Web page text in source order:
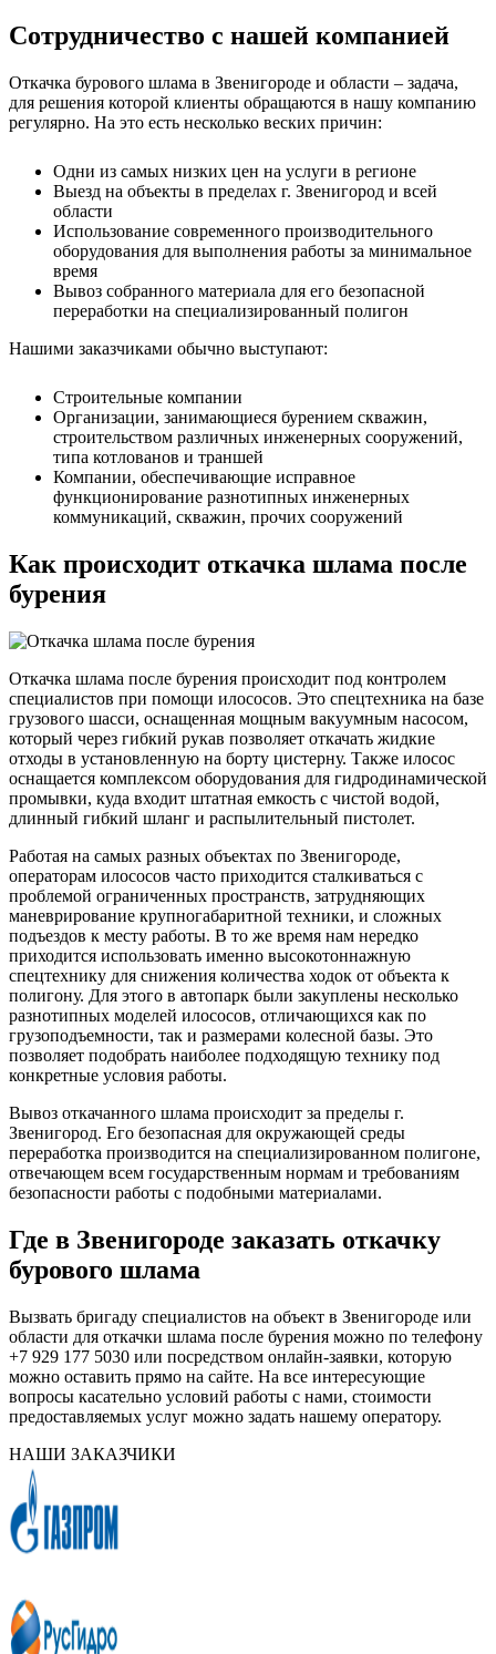
Сотрудничество с нашей компанией
Откачка бурового шлама в Звенигороде и области – задача,
для решения которой клиенты обращаются в нашу компанию
регулярно. На это есть несколько веских причин:
Одни из самых низких цен на услуги в регионе
Выезд на объекты в пределах г. Звенигород и всей
области
Использование современного производительного
оборудования для выполнения работы за минимальное
время
Вывоз собранного материала для его безопасной
переработки на специализированный полигон
Нашими заказчиками обычно выступают:
Строительные компании
Организации, занимающиеся бурением скважин,
строительством различных инженерных сооружений,
типа котлованов и траншей
Компании, обеспечивающие исправное
функционирование разнотипных инженерных
коммуникаций, скважин, прочих сооружений
Как происходит откачка шлама после
бурения
Откачка шлама после бурения происходит под контролем
специалистов при помощи илососов. Это спецтехника на базе
грузового шасси, оснащенная мощным вакуумным насосом,
который через гибкий рукав позволяет откачать жидкие
отходы в установленную на борту цистерну. Также илосос
оснащается комплексом оборудования для гидродинамической
промывки, куда входит штатная емкость с чистой водой,
длинный гибкий шланг и распылительный пистолет.
Работая на самых разных объектах по Звенигороде,
операторам илососов часто приходится сталкиваться с
проблемой ограниченных пространств, затрудняющих
маневрирование крупногабаритной техники, и сложных
подъездов к месту работы. В то же время нам нередко
приходится использовать именно высокотоннажную
спецтехнику для снижения количества ходок от объекта к
полигону. Для этого в автопарк были закуплены несколько
разнотипных моделей илососов, отличающихся как по
грузоподъемности, так и размерами колесной базы. Это
позволяет подобрать наиболее подходящую технику под
конкретные условия работы.
Вывоз откачанного шлама происходит за пределы г.
Звенигород. Его безопасная для окружающей среды
переработка производится на специализированном полигоне,
отвечающем всем государственным нормам и требованиям
безопасности работы с подобными материалами.
Где в Звенигороде заказать откачку
бурового шлама
Вызвать бригаду специалистов на объект в Звенигороде или
области для откачки шлама после бурения можно по телефону
+7 929 177 5030 или посредством онлайн-заявки, которую
можно оставить прямо на сайте. На все интересующие
вопросы касательно условий работы с нами, стоимости
предоставляемых услуг можно задать нашему оператору.
НАШИ ЗАКАЗЧИКИ